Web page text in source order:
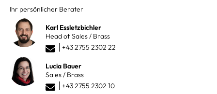
Ihr persönlicher Berater
Karl Essletzbichler
Head of Sales / Brass
+43 2755 2302 22
Lucia Bauer
Sales / Brass
+43 2755 2302 10